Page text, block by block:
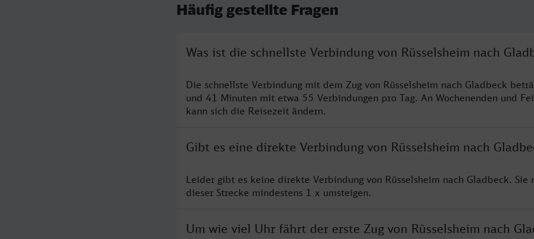
Häufig gestellte Fragen
Was ist die schnellste Verbindung von Rüsselsheim nach
Die schnellste Verbindung mit dem Zug von Rüsselsheim nach Gladbeck
und 41 Minuten mit etwa 55 Verbindungen pro Tag. An Wochenenden und
kann sich die Reisezeit ändern.
Gibt es eine direkte Verbindung von Rüsselsheim nach
Leider gibt es keine direkte Verbindung von Rüsselsheim nach Gladbeck. Sie
dieser Strecke mindestens 1 x umsteigen.
Um wie viel Uhr fährt der erste Zug von Rüsselsheim nach